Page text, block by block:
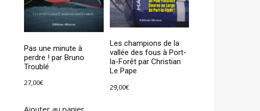
Pas une minute à
perdre ! par Bruno
Troublé
27,00€
Ajouter au panier
Les champions de la
vallée des fous à Port-
la-Forêt par Christian
Le Pape
29,00€